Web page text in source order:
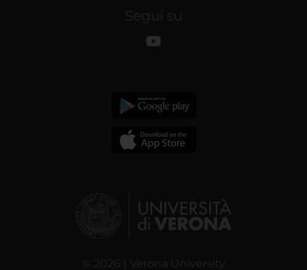
Segui su
© 2026 | Verona University